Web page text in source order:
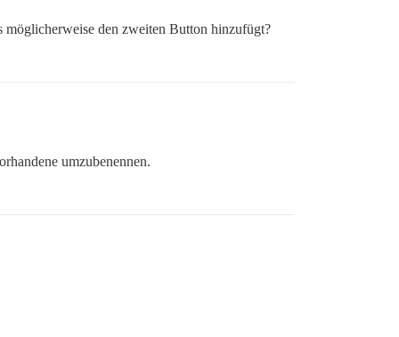
möglicherweise den zweiten Button hinzufügt?
umzubenennen.